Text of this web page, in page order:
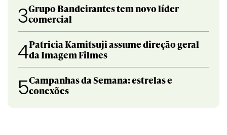
3Grupo Bandeirantes tem novo líder
comercial
4Patricia Kamitsuji assume direção geral
da Imagem Filmes
5Campanhas da Semana: estrelas e
conexões